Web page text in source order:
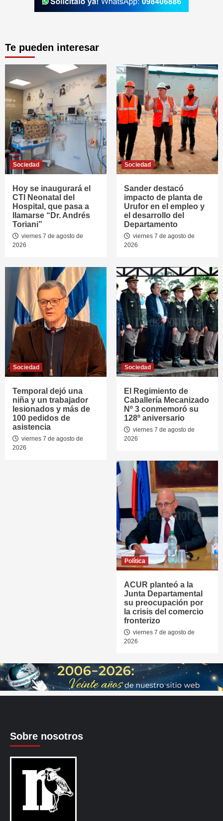
Te pueden interesar
Sociedad
Hoy se inaugurará el
CTI Neonatal del
Hospital, que pasa a
llamarse “Dr. Andrés
Toriani”
viernes 7 de agosto de
2026
Sociedad
Sander destacó
impacto de planta de
Urufor en el empleo y
el desarrollo del
Departamento
viernes 7 de agosto de
2026
Sociedad
Temporal dejó una
niña y un trabajador
lesionados y más de
100 pedidos de
asistencia
viernes 7 de agosto de
2026
Sociedad
El Regimiento de
Caballería Mecanizado
Nº 3 conmemoró su
128º aniversario
viernes 7 de agosto de
2026
Política
ACUR planteó a la
Junta Departamental
su preocupación por
la crisis del comercio
fronterizo
viernes 7 de agosto de
2026
Sobre nosotros